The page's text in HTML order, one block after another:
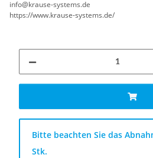
info@krause-systems.de
https://www.krause-systems.de/
x
Bitte beachten Sie das
Stk.